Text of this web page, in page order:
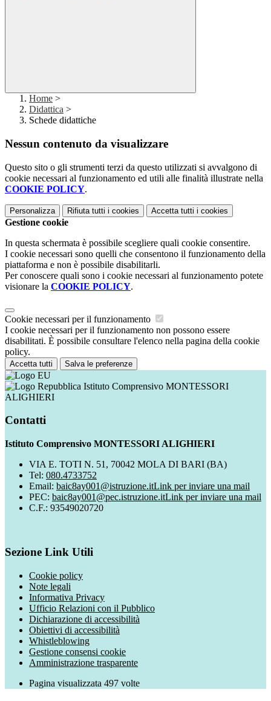
Home >
Didattica >
Schede didattiche
Nessun contenuto da visualizzare
Questo sito o gli strumenti terzi da questo utilizzati si avvalgono di
cookie necessari al funzionamento ed utili alle finalità illustrate nella
COOKIE POLICY.
Personalizza Rifiuta tutti i cookies Accetta tutti i cookies
Gestione cookie
In questa schermata è possibile scegliere quali cookie consentire.
I cookie necessari sono quelli che consentono il funzionamento della
piattaforma e non è possibile disabilitarli.
Per conoscere quali sono i cookie necessari al funzionamento potete
visionare la COOKIE POLICY.
Cookie necessari per il funzionamento
I cookie necessari per il funzionamento non possono essere
disabilitati. È possibile consultare l'elenco nella pagina della cookie
policy.
Accetta tutti Salva le preferenze
Istituto Comprensivo MONTESSORI
ALIGHIERI
Contatti
Istituto Comprensivo MONTESSORI ALIGHIERI
VIA E. TOTI N. 51, 70042 MOLA DI BARI (BA)
Tel: 080.4733752
Email: baic8ay001@istruzione.itLink per inviare una mail
PEC: baic8ay001@pec.istruzione.itLink per inviare una mail
C.F.: 93549020720
Sezione Link Utili
Cookie policy
Note legali
Informativa Privacy
Ufficio Relazioni con il Pubblico
Dichiarazione di accessibilità
Obiettivi di accessibilità
Whistleblowing
Gestione consensi cookie
Amministrazione trasparente
Pagina visualizzata 497 volte